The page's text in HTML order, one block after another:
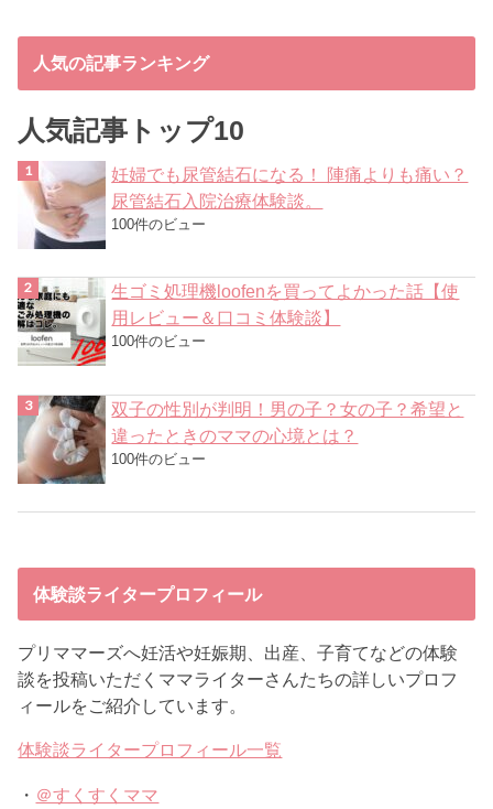
人気の記事ランキング
人気記事トップ10
妊婦でも尿管結石になる！ 陣痛よりも痛い？
尿管結石入院治療体験談。
100件のビュー
生ゴミ処理機loofenを買ってよかった話【使
用レビュー＆口コミ体験談】
100件のビュー
双子の性別が判明！男の子？女の子？希望と
違ったときのママの心境とは？
100件のビュー
体験談ライタープロフィール
プリママーズへ妊活や妊娠期、出産、子育てなどの体験
談を投稿いただくママライターさんたちの詳しいプロフ
ィールをご紹介しています。
体験談ライタープロフィール一覧
・ ＠すくすくママ